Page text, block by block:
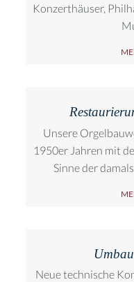
Konzerthäuser,
Unsere
1950er Jahren mit
Sinne der
Neue technische